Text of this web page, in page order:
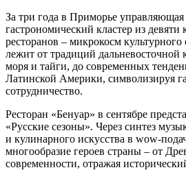
За три года в Приморье управляющая
гастрономический кластер из девяти
ресторанов – микрокосм культурного
лежит от традиций дальневосточной
моря и тайги, до современных
Латинской Америки, символизируя
сотрудничество.
Ресторан «Бенуар» в сентябре
«Русские сезоны». Через синтез
и кулинарного искусства в wow-
многообразие героев страны – от
современности, отражая